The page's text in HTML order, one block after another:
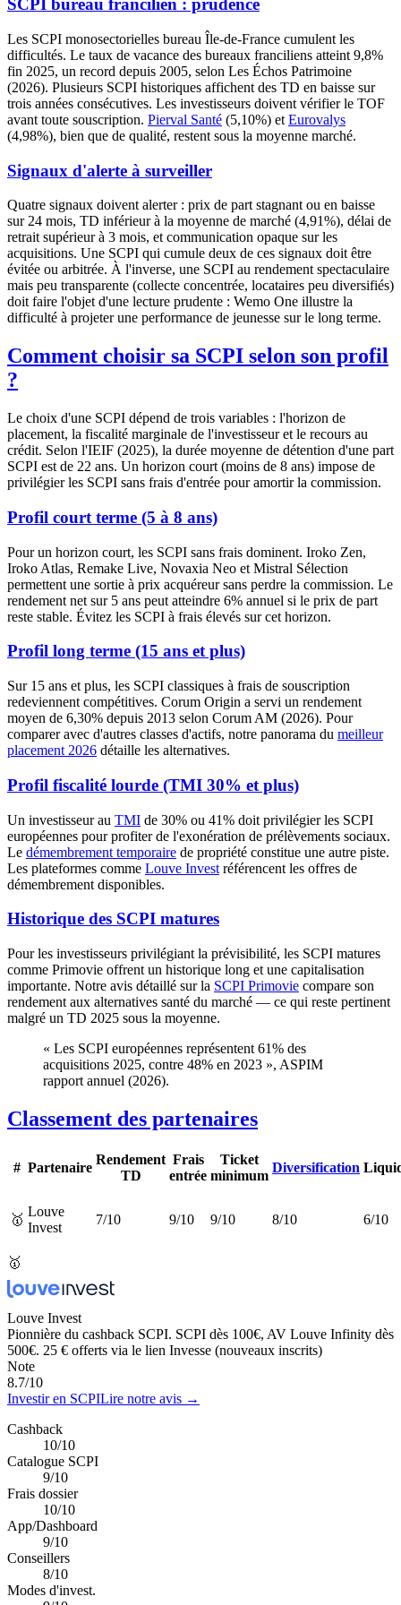
SCPI bureau francilien : prudence
Les SCPI monosectorielles bureau Île-de-France cumulent les
difficultés. Le taux de vacance des bureaux franciliens atteint 9,8%
fin 2025, un record depuis 2005, selon Les Échos Patrimoine
(2026). Plusieurs SCPI historiques affichent des TD en baisse sur
trois années consécutives. Les investisseurs doivent vérifier le TOF
avant toute souscription. Pierval Santé (5,10%) et Eurovalys
(4,98%), bien que de qualité, restent sous la moyenne marché.
Signaux d'alerte à surveiller
Quatre signaux doivent alerter : prix de part stagnant ou en baisse
sur 24 mois, TD inférieur à la moyenne de marché (4,91%), délai de
retrait supérieur à 3 mois, et communication opaque sur les
acquisitions. Une SCPI qui cumule deux de ces signaux doit être
évitée ou arbitrée. À l'inverse, une SCPI au rendement spectaculaire
mais peu transparente (collecte concentrée, locataires peu diversifiés)
doit faire l'objet d'une lecture prudente : Wemo One illustre la
difficulté à projeter une performance de jeunesse sur le long terme.
Comment choisir sa SCPI selon son profil
?
Le choix d'une SCPI dépend de trois variables : l'horizon de
placement, la fiscalité marginale de l'investisseur et le recours au
crédit. Selon l'IEIF (2025), la durée moyenne de détention d'une part
SCPI est de 22 ans. Un horizon court (moins de 8 ans) impose de
privilégier les SCPI sans frais d'entrée pour amortir la commission.
Profil court terme (5 à 8 ans)
Pour un horizon court, les SCPI sans frais dominent. Iroko Zen,
Iroko Atlas, Remake Live, Novaxia Neo et Mistral Sélection
permettent une sortie à prix acquéreur sans perdre la commission. Le
rendement net sur 5 ans peut atteindre 6% annuel si le prix de part
reste stable. Évitez les SCPI à frais élevés sur cet horizon.
Profil long terme (15 ans et plus)
Sur 15 ans et plus, les SCPI classiques à frais de souscription
redeviennent compétitives. Corum Origin a servi un rendement
moyen de 6,30% depuis 2013 selon Corum AM (2026). Pour
comparer avec d'autres classes d'actifs, notre panorama du meilleur
placement 2026 détaille les alternatives.
Profil fiscalité lourde (TMI 30% et plus)
Un investisseur au TMI de 30% ou 41% doit privilégier les SCPI
européennes pour profiter de l'exonération de prélèvements sociaux.
Le démembrement temporaire de propriété constitue une autre piste.
Les plateformes comme Louve Invest référencent les offres de
démembrement disponibles.
Historique des SCPI matures
Pour les investisseurs privilégiant la prévisibilité, les SCPI matures
comme Primovie offrent un historique long et une capitalisation
importante. Notre avis détaillé sur la SCPI Primovie compare son
rendement aux alternatives santé du marché — ce qui reste pertinent
malgré un TD 2025 sous la moyenne.
« Les SCPI européennes représentent 61% des
acquisitions 2025, contre 48% en 2023 », ASPIM
rapport annuel (2026).
Classement des partenaires
# Partenaire
Rendement
TD
Frais
entrée
Ticket
minimum
Diversification
🥇
Louve
Invest
7/10 9/10 9/10 8/10 6/10
🥇
Louve Invest
Pionnière du cashback SCPI. SCPI dès 100€, AV Louve Infinity dès
500€. 25 € offerts via le lien Invesse (nouveaux inscrits)
Note
8.7/10
Investir en SCPILire notre avis →
Cashback
10/10
Catalogue SCPI
9/10
Frais dossier
10/10
App/Dashboard
9/10
Conseillers
8/10
Modes d'invest.